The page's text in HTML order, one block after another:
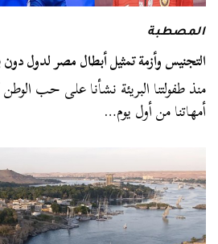
المصطبة
التجنيس وأزمة تمثيل أبطال مصر لدول
منذ طفولتنا البريئة نشأنا على حب
أمهاتنا من أول يوم…